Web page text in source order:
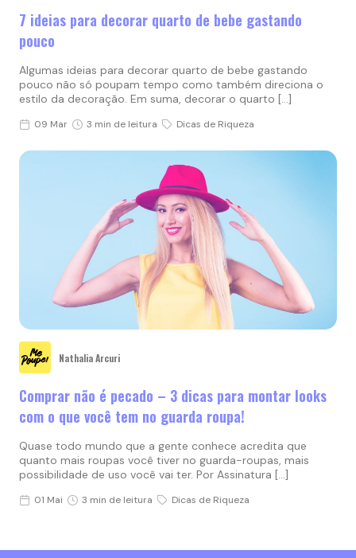
7 ideias para decorar quarto de bebe gastando
pouco
Algumas ideias para decorar quarto de bebe gastando
pouco não só poupam tempo como também direciona o
estilo da decoração. Em suma, decorar o quarto […]
09 Mar 3 min de leitura Dicas de Riqueza
Nathalia Arcuri
Comprar não é pecado – 3 dicas para montar looks
com o que você tem no guarda roupa!
Quase todo mundo que a gente conhece acredita que
quanto mais roupas você tiver no guarda-roupas, mais
possibilidade de uso você vai ter. Por Assinatura […]
01 Mai 3 min de leitura Dicas de Riqueza